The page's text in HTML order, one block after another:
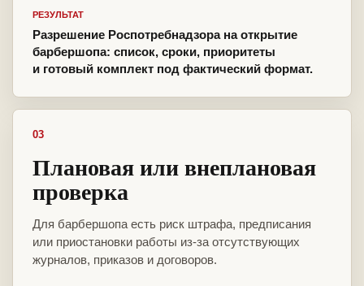
РЕЗУЛЬТАТ
Разрешение Роспотребнадзора на открытие
барбершопа: список, сроки, приоритеты
и готовый комплект под фактический формат.
03
Плановая или внеплановая
проверка
Для барбершопа есть риск штрафа, предписания
или приостановки работы из-за отсутствующих
журналов, приказов и договоров.